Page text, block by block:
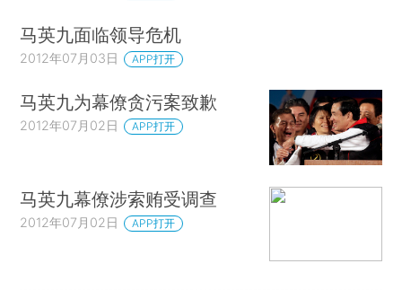
马英九面临领导危机
2012年07月03日 APP打开
马英九为幕僚贪污案致歉
2012年07月02日 APP打开
马英九幕僚涉索贿受调查
2012年07月02日 APP打开